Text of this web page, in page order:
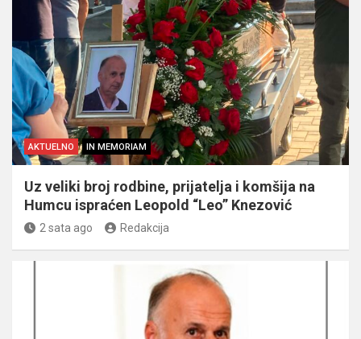
AKTUELNO IN MEMORIAM
Uz veliki broj rodbine, prijatelja i komšija na
Humcu ispraćen Leopold “Leo” Knezović
2 sata ago Redakcija